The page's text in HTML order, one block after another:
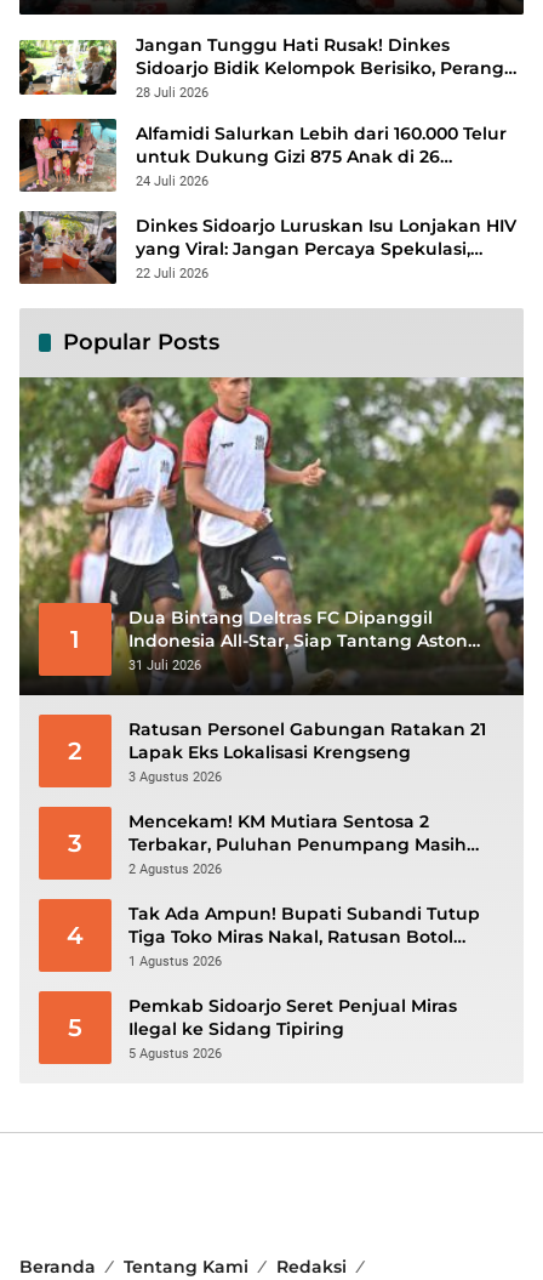
Jangan Tunggu Hati Rusak! Dinkes
Sidoarjo Bidik Kelompok Berisiko, Perang
Terbuka Lawan Hepatitis
28 Juli 2026
Alfamidi Salurkan Lebih dari 160.000 Telur
untuk Dukung Gizi 875 Anak di 26
Kabupaten/Kota
24 Juli 2026
Dinkes Sidoarjo Luruskan Isu Lonjakan HIV
yang Viral: Jangan Percaya Spekulasi,
Penanganan Berbasis Data Terus
22 Juli 2026
Popular Posts
1
Dua Bintang Deltras FC Dipanggil
Indonesia All-Star, Siap Tantang Aston
Villa di GBK
31 Juli 2026
2
Ratusan Personel Gabungan Ratakan 21
Lapak Eks Lokalisasi Krengseng
3 Agustus 2026
3
Mencekam! KM Mutiara Sentosa 2
Terbakar, Puluhan Penumpang Masih
Bertahan Menunggu Evakuasi
2 Agustus 2026
4
Tak Ada Ampun! Bupati Subandi Tutup
Tiga Toko Miras Nakal, Ratusan Botol
Disita
1 Agustus 2026
5
Pemkab Sidoarjo Seret Penjual Miras
Ilegal ke Sidang Tipiring
5 Agustus 2026
Beranda Tentang Kami Redaksi